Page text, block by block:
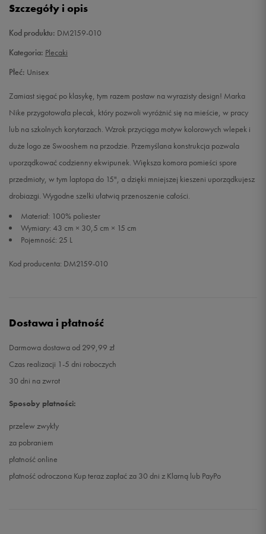
Szczegóły i opis
Kod produktu: DM2159-010
Kategoria: Plecaki
Płeć: Unisex
Zamiast sięgać po klasykę, tym razem postaw na wyrazisty design! Marka
Nike przygotowała plecak, który pozwoli wyróżnić się na mieście, w pracy
lub na szkolnych korytarzach. Wzrok przyciąga motyw kolorowych wlepek i
duże logo ze Swooshem na przodzie. Przemyślana konstrukcja pozwala
uporządkować codzienny ekwipunek. Większa komora pomieści spore
przedmioty, w tym laptopa do 15", a dzięki mniejszej kieszeni uporządkujesz
drobiazgi. Wygodne szelki ułatwią przenoszenie całości.
Materiał: 100% poliester
Wymiary: 43 cm × 30,5 cm × 15 cm
Pojemność: 25 L
Kod producenta: DM2159-010
Dostawa i płatność
Darmowa dostawa od 299,99 zł
Czas realizacji 1-5 dni roboczych
30 dni na zwrot
Sposoby płatności:
przelew zwykły
za pobraniem
płatność online
płatność odroczona Kup teraz zapłać za 30 dni z Klarną lub PayPo